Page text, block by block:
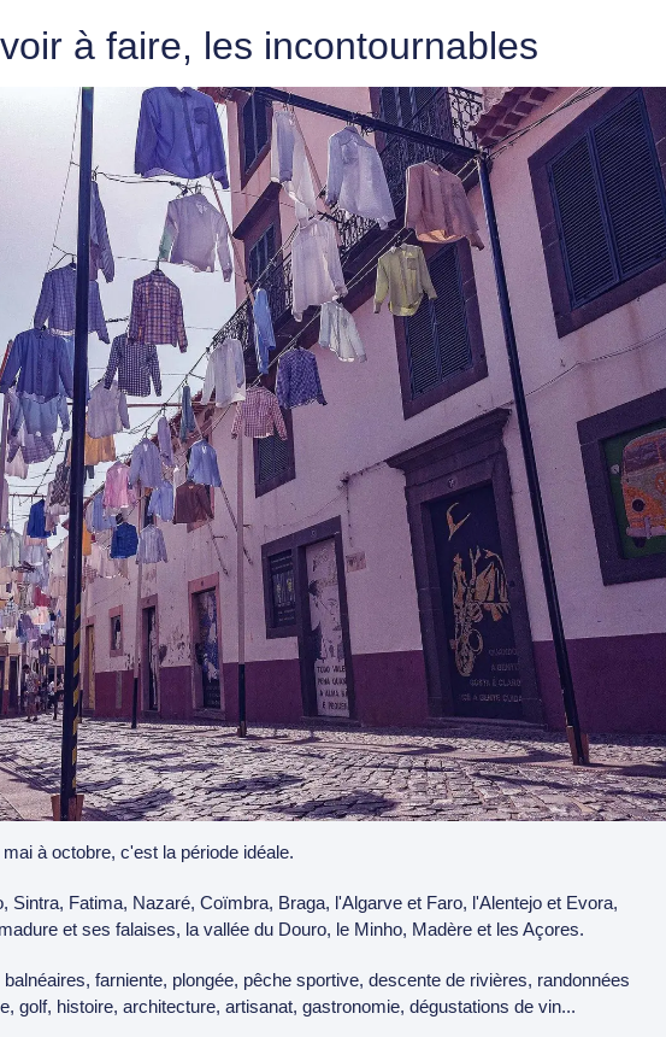
à faire, les incontournables
à octobre, c'est la période idéale.
Sintra, Fatima, Nazaré, Coïmbra, Braga, l'Algarve et Faro, l'Alentejo et Evora,
et ses falaises, la vallée du Douro, le Minho, Madère et les Açores.
farniente, plongée, pêche sportive, descente de rivières, randonnées
golf, histoire, architecture, artisanat, gastronomie, dégustations de vin...